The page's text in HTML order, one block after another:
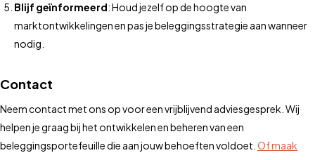
Blijf geïnformeerd: Houd jezelf op de hoogte van
marktontwikkelingen en pas je beleggingsstrategie aan wanneer
nodig.
Contact
Neem contact met ons op voor een vrijblijvend adviesgesprek. Wij
helpen je graag bij het ontwikkelen en beheren van een
beleggingsportefeuille die aan jouw behoeften voldoet. Of maak